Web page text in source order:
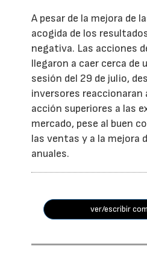
A pesar de la mejora de
acogida de los
negativa. Las acciones
llegaron a caer cerca de
sesión del 29 de julio,
inversores reaccionaran
acción superiores a las
mercado, pese al buen
las ventas y a la mejora
anuales.
ver/escribir